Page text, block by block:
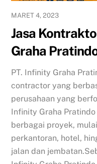
MARET 4, 2023
Jasa
Graha
PT. Infinity Graha
contractor yang
perusahaan yang
Infinity Graha
berbagai proyek,
perkantoran, hotel,
jalan dan